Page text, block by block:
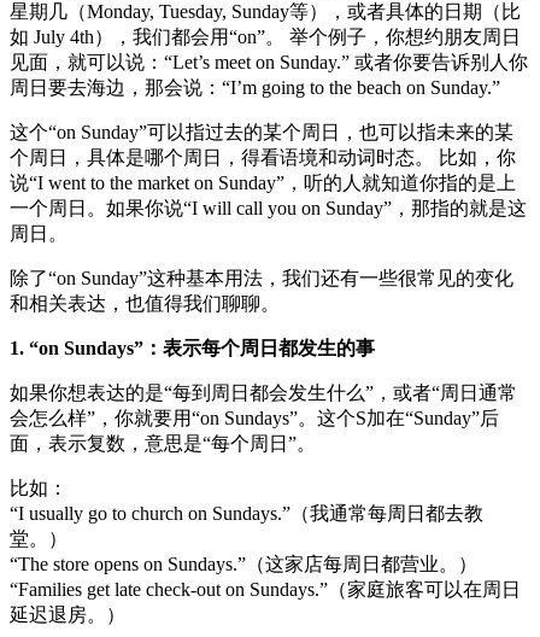
星期几（Monday, Tuesday, Sunday等），或者具体的日期（比
如 July 4th），我们都会用“on”。 举个例子，你想约朋友周日
见面，就可以说：“Let’s meet on Sunday.” 或者你要告诉别人你
周日要去海边，那会说：“I’m going to the beach on Sunday.”
这个“on Sunday”可以指过去的某个周日，也可以指未来的某
个周日，具体是哪个周日，得看语境和动词时态。 比如，你
说“I went to the market on Sunday”，听的人就知道你指的是上
一个周日。如果你说“I will call you on Sunday”，那指的就是这
周日。
除了“on Sunday”这种基本用法，我们还有一些很常见的变化
和相关表达，也值得我们聊聊。
1. “on Sundays”：表示每个周日都发生的事
如果你想表达的是“每到周日都会发生什么”，或者“周日通常
会怎么样”，你就要用“on Sundays”。这个S加在“Sunday”后
面，表示复数，意思是“每个周日”。
比如：
“I usually go to church on Sundays.”（我通常每周日都去教
堂。）
“The store opens on Sundays.”（这家店每周日都营业。）
“Families get late check-out on Sundays.”（家庭旅客可以在周日
延迟退房。）